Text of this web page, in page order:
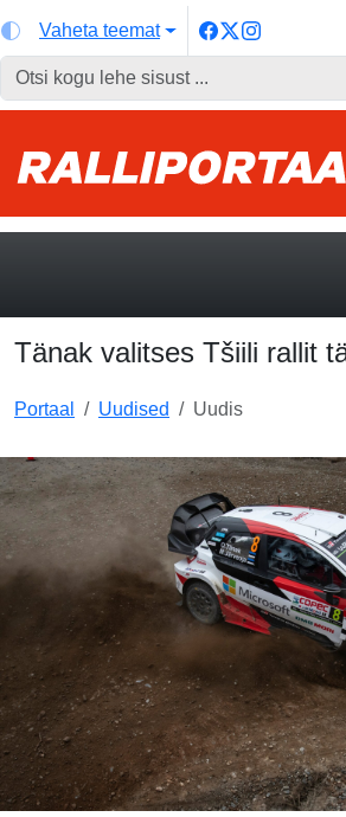
Vaheta teemat
Tänak valitses Tšiili rallit
Portaal Uudised Uudis